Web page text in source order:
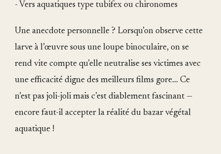
- Vers aquatiques type tubifex ou chironomes
Une anecdote personnelle ? Lorsqu’on observe cette
larve à l’œuvre sous une loupe binoculaire, on se
rend vite compte qu’elle neutralise ses victimes avec
une efficacité digne des meilleurs films gore… Ce
n’est pas joli-joli mais c’est diablement fascinant —
encore faut-il accepter la réalité du bazar végétal
aquatique !